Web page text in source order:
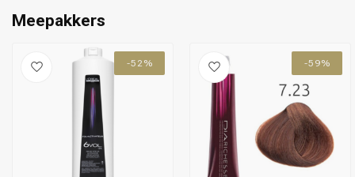
Meepakkers
-52% -59%